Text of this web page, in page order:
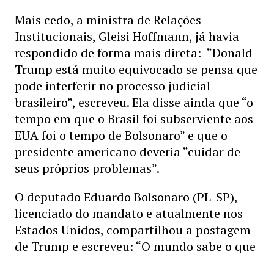
Mais cedo, a ministra de Relações
Institucionais, Gleisi Hoffmann, já havia
respondido de forma mais direta: “Donald
Trump está muito equivocado se pensa que
pode interferir no processo judicial
brasileiro”, escreveu. Ela disse ainda que “o
tempo em que o Brasil foi subserviente aos
EUA foi o tempo de Bolsonaro” e que o
presidente americano deveria “cuidar de
seus próprios problemas”.
O deputado Eduardo Bolsonaro (PL-SP),
licenciado do mandato e atualmente nos
Estados Unidos, compartilhou a postagem
de Trump e escreveu: “O mundo sabe o que